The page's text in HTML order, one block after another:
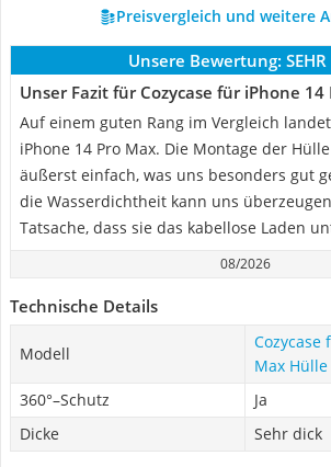
Preisvergleich und weitere
Unsere Bewertung:
Unser Fazit für Cozycase für iPhone 14
Auf einem guten Rang im Vergleich
iPhone 14 Pro Max. Die Montage der
äußerst einfach, was uns besonders gut
die Wasserdichtheit kann uns
Tatsache, dass sie das kabellose Laden
08/2026
Technische Details
Modell
Cozycase
Max Hülle
360°–Schutz
Ja
Dicke
Sehr dick